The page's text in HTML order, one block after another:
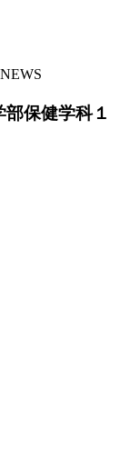
NEWS
保健学科１